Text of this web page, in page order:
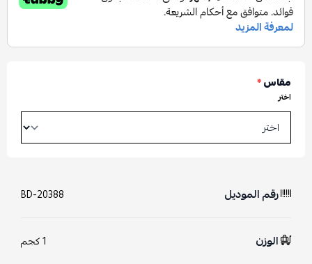
مقاس*
اختر
رقم الموديل BD-20388
الوزن 1 كجم